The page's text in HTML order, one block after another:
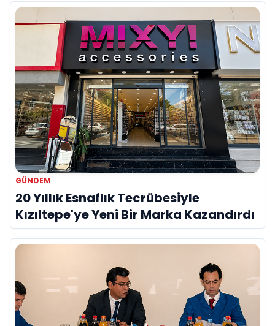
GÜNDEM
20 Yıllık Esnaflık Tecrübesiyle
Kızıltepe'ye Yeni Bir Marka Kazandırdı